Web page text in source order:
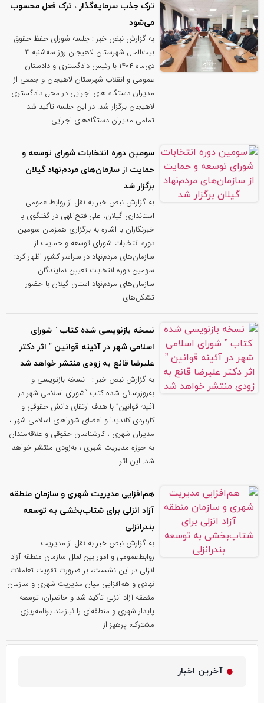
ترک جذب سرمایه‌گذار ، ترک فعل محسوب
می‌شود
به گزارش نبض خبر : جلسه شورای حفظ حقوق
بیت‌المال شهرستان لاهیجان روز سه‌شنبه ۳
دی‌ماه ۱۴۰۴ با رئیس دادگستری و دادستان
عمومی و انقلاب شهرستان لاهیجان و جمعی از
مدیران دستگاه های اجرایی در محل دادگستری
لاهیجان برگزار شد. در این جلسه تأکید شد
تمامی مدیران دستگاه‌های اجرایی
سومین دوره انتخابات شورای توسعه و
حمایت از سازمان‌های مردم‌نهاد گیلان
برگزار شد
به گزارش نبض خبر به نقل از روابط عمومی
استانداری گیلان، علی فتح‌اللهی در گفتگوی با
خبرنگاران با اشاره به برگزاری همزمان سومین
دوره انتخابات شورای توسعه و حمایت از
سازمان‌های مردم‌نهاد در سراسر کشور اظهار کرد:
سومین دوره انتخابات تعیین نمایندگان
سازمان‌های مردم‌نهاد استان گیلان با حضور
تشکل‌های
نسخه بازنویسی‌ شده کتاب ” شورای
اسلامی شهر در آئینه قوانین ” اثر دکتر
علیرضا قانع به‌ زودی منتشر خواهد شد
به گزارش نبض خبر : نسخه بازنویسی‌ و
به‌روزرسانی‌ شده کتاب “شورای اسلامی شهر در
آئینه قوانین” با هدف ارتقای دانش حقوقی و
کاربردی کاندیدا و اعضای شوراهای اسلامی شهر ،
مدیران شهری ، کارشناسان حقوقی و علاقه‌مندان
به حوزه مدیریت شهری ، به‌زودی منتشر خواهد
شد. این اثر
هم‌افزایی مدیریت شهری و سازمان منطقه
آزاد انزلی برای شتاب‌بخشی به توسعه
بندرانزلی
به گزارش نبض خبر به نقل از مدیریت
روابط‌عمومی و امور بین‌الملل سازمان منطقه آزاد
انزلی در این نشست، بر ضرورت تقویت تعاملات
نهادی و هم‌افزایی میان مدیریت شهری و سازمان
منطقه آزاد انزلی تأکید شد و حاضران، توسعه
پایدار شهری و منطقه‌ای را نیازمند برنامه‌ریزی
مشترک، پرهیز از
آخرین اخبار